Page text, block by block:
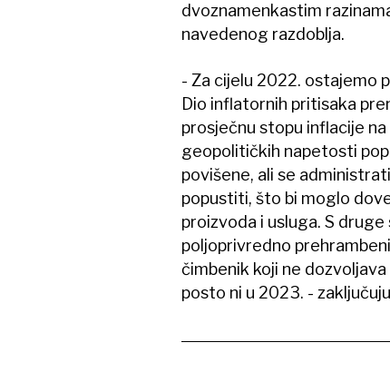
dvoznamenkastim
navedenog razdoblja.
- Za cijelu 2022. ostajemo
Dio inflatornih pritisaka
prosječnu stopu inflacije
geopolitičkih napetosti
povišene, ali se
popustiti, što bi moglo
proizvoda i usluga. S
poljoprivredno
čimbenik koji ne
posto ni u 2023. -